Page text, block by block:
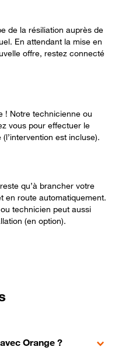
de la résiliation auprès de
En attendant la mise en
offre, restez connecté
! Notre technicienne ou
vous pour effectuer le
est incluse).
qu’à brancher votre
en route automatiquement.
technicien peut aussi
(en option).
Orange ?